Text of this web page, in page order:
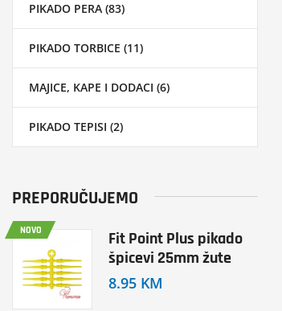
PIKADO PERA (83)
PIKADO TORBICE (11)
MAJICE, KAPE I DODACI (6)
PIKADO TEPISI (2)
PREPORUČUJEMO
NOVO
Fit Point Plus pikado
špicevi 25mm žute
8.95 KM